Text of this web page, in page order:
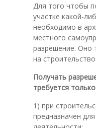
Для того чтобы
участке какой-
необходимо в
местного
разрешение. Оно
на
Получать
требуется
1) при
предназначен